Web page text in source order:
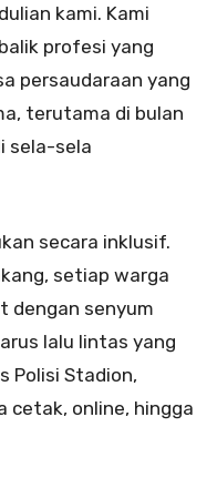
kami. Kami
profesi yang
persaudaraan yang
terutama di bulan
sela-sela
secara inklusif.
setiap warga
dengan senyum
lalu lintas yang
Polisi Stadion,
cetak, online, hingga